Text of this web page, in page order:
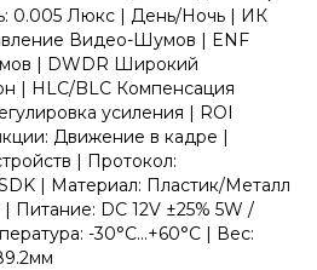
0.005 Люкс | День/Ночь | ИК
Видео-Шумов | ENF
| DWDR Широкий
| HLC/BLC Компенсация
усиления | ROI
Движение в кадре |
| Протокол:
| Материал: Пластик/Металл
Питание: DC 12V ±25% 5W /
-30°C...+60°C | Вес: